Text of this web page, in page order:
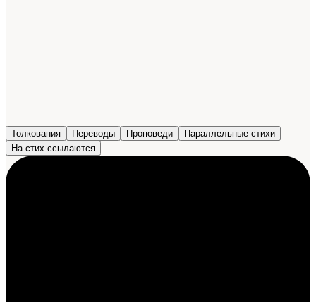
Толкования Переводы Проповеди
Параллельные стихи
На стих ссылаются